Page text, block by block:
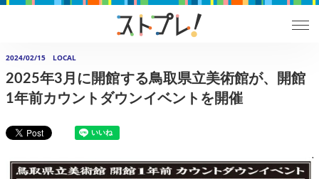
2024/02/15 LOCAL
2025年3月に開館する鳥取県立美術館が、開館
1年前カウントダウンイベントを開催